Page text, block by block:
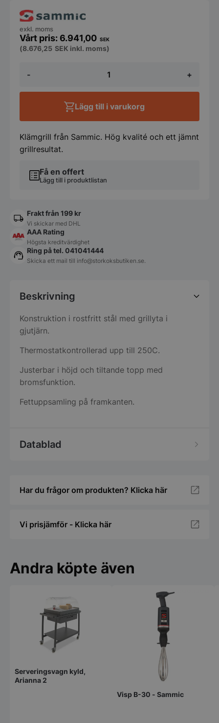
-
Panini
-
+
6.941,00 SEK
exkl. moms
(8.676,25 SEK inkl. moms)
Få en offert
Lägg till i produktlistan
Lägg till i varukorg
Klämgrill från Sammic. Hög kvalité och ett jämnt
grillresultat.
Frakt från 199 kr
Vi skickar med DHL
AAA Rating
Högsta kreditvärdighet
Ring på tel. 041041444
Skicka ett mail till info@storkoksbutiken.se.
Beskrivning
Konstruktion i rostfritt stål med grillyta i
gjutjärn.
Thermostatkontrollerad upp till 250C.
Justerbar i höjd och tiltande topp med
bromsfunktion.
Fettuppsamling på framkanten.
Datablad
Har du frågor om produkten? Klicka här
Vi prisjämför - Klicka här
Andra köpte även
Serveringsvagn kyld,
Arianna 2
Visp B-30 - Sammic